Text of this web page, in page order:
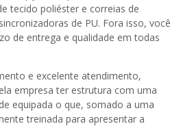
tecido poliéster e correias de
de PU. Fora isso, você
de entrega e qualidade em todas
e excelente atendimento,
empresa ter estrutura com uma
equipada o que, somado a uma
treinada para apresentar a